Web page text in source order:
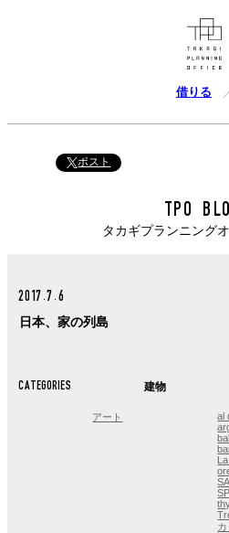
借りる
ポスト
TPO
タカギプランニング
2017.7.6
日本、家の列島
CATEGORIES
アート
建物
al